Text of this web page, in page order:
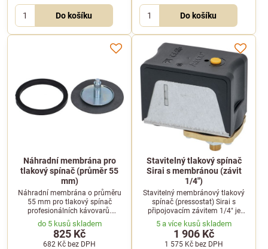
Do košíku Do košíku
Náhradní membrána pro
tlakový spínač (průměr 55
mm)
Náhradní membrána o průměru
55 mm pro tlakový spínač
profesionálních kávovarů.
Součástí balení je také těsnění
příruby tlakového spínače.
do 5 kusů skladem
825 Kč
682 Kč bez DPH
Stavitelný tlakový spínač
Sirai s membránou (závit
1/4")
Stavitelný membránový tlakový
spínač (pressostat) Sirai s
připojovacím závitem 1/4" je
určen pro profesionální kávovary.
Umožňuje regulaci tlaku v
rozsahu 0,5 až 1,4 bar.
5 a více kusů skladem
1 906 Kč
1 575 Kč bez DPH